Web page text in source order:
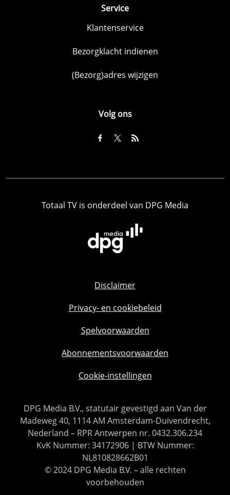
Service
Klantenservice
Bezorgklacht indienen
(Bezorg)adres wijzigen
Volg ons
Totaal TV is onderdeel van DPG Media
Disclaimer
Privacy- en cookiebeleid
Spelvoorwaarden
Abonnementsvoorwaarden
Cookie-instellingen
DPG Media B.V., statutair gevestigd aan Van der
Madeweg 40, 1114 AM Amsterdam-Duivendrecht,
Nederland – RPR Antwerpen nr. 0432.306.234
KvK Nummer: 34172906 | BTW Nummer:
NL810828662B01
© 2024 DPG Media B.V. – alle rechten
voorbehouden